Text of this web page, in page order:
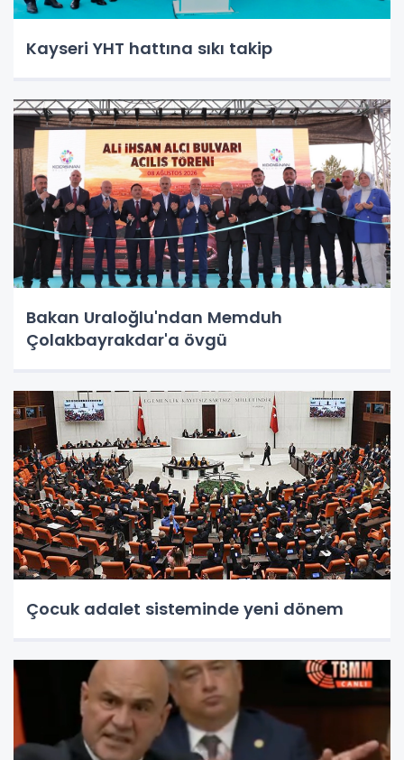
Kayseri YHT hattına sıkı takip
Bakan Uraloğlu'ndan Memduh
Çolakbayrakdar'a övgü
Çocuk adalet sisteminde yeni dönem